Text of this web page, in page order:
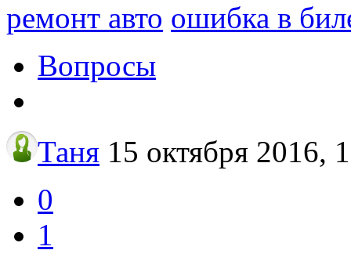
ремонт авто ошибка в
Вопросы
Таня 15 октября 2016,
0
1